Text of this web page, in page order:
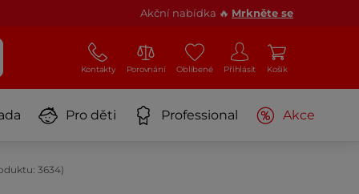
Akční nabídka 🔥 Mrkněte se
Kontakty Porovnání Oblíbené Přihlásit Košík
Pro děti Professional Akce
3634)